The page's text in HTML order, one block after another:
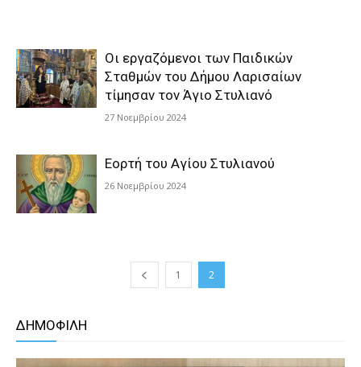
Οι εργαζόμενοι των Παιδικών
Σταθμών του Δήμου Λαρισαίων
τίμησαν τον Άγιο Στυλιανό
27 Νοεμβρίου 2024
Εορτή του Αγίου Στυλιανού
26 Νοεμβρίου 2024
1 2
ΔΗΜΟΦΙΛΗ